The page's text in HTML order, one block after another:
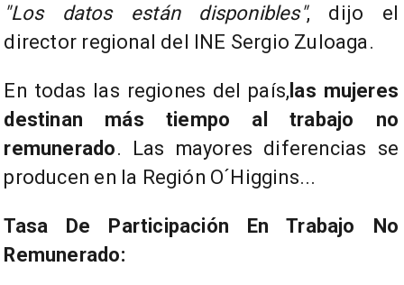
"Los datos están disponibles", dijo el
director regional del INE Sergio Zuloaga.
En todas las regiones del país, las mujeres
destinan más tiempo al trabajo no
remunerado. Las mayores diferencias se
producen en la Región O´Higgins...
Tasa De Participación En Trabajo No
Remunerado: